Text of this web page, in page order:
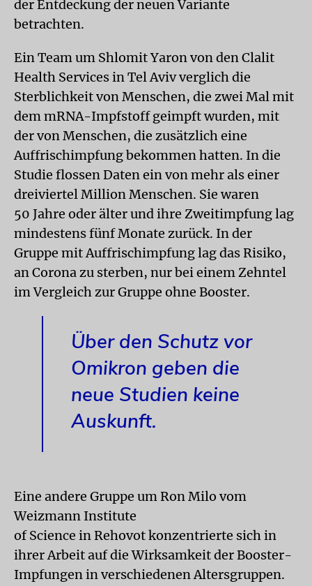
der Entdeckung der neuen Variante
betrachten.
Ein Team um Shlomit Yaron von den Clalit
Health Services in Tel Aviv verglich die
Sterblichkeit von Menschen, die zwei Mal mit
dem mRNA-Impfstoff geimpft wurden, mit
der von Menschen, die zusätzlich eine
Auffrischimpfung bekommen hatten. In die
Studie flossen Daten ein von mehr als einer
dreiviertel Million Menschen. Sie waren
50 Jahre oder älter und ihre Zweitimpfung lag
mindestens fünf Monate zurück. In der
Gruppe mit Auffrischimpfung lag das Risiko,
an Corona zu sterben, nur bei einem Zehntel
im Vergleich zur Gruppe ohne Booster.
Über den Schutz vor
Omikron geben die
neue Studien keine
Auskunft.
Eine andere Gruppe um Ron Milo vom
Weizmann Institute
of Science in Rehovot konzentrierte sich in
ihrer Arbeit auf die Wirksamkeit der Booster-
Impfungen in verschiedenen Altersgruppen.